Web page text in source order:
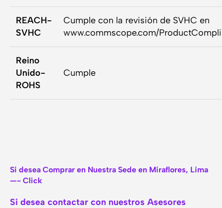
REACH-
SVHC
Cumple con la revisión de SVHC en
www.commscope.com/
Reino
Unido-
ROHS
Cumple
Si desea Comprar en Nuestra Sede en Miraflores, Lima
—- Click
Si desea contactar con nuestros Asesores